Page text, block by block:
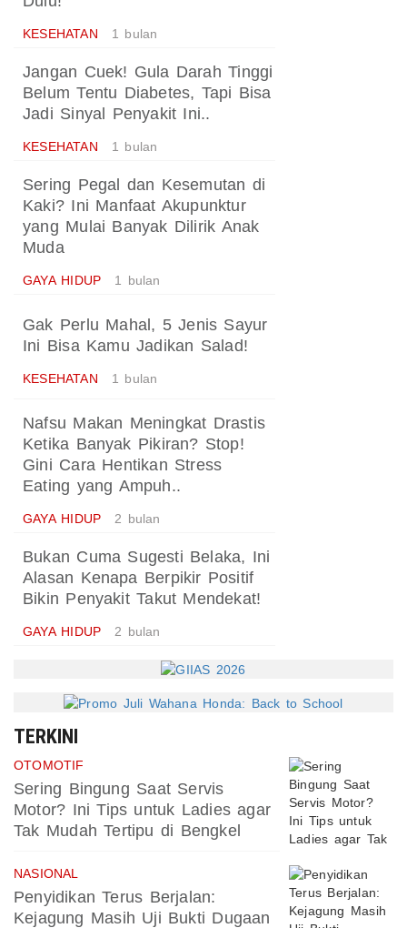
KESEHATAN 1 bulan
Jangan Cuek! Gula Darah Tinggi
Belum Tentu Diabetes, Tapi Bisa
Jadi Sinyal Penyakit Ini..
KESEHATAN 1 bulan
Sering Pegal dan Kesemutan di
Kaki? Ini Manfaat Akupunktur
yang Mulai Banyak Dilirik Anak
Muda
GAYA HIDUP 1 bulan
Gak Perlu Mahal, 5 Jenis Sayur
Ini Bisa Kamu Jadikan Salad!
KESEHATAN 1 bulan
Nafsu Makan Meningkat Drastis
Ketika Banyak Pikiran? Stop!
Gini Cara Hentikan Stress
Eating yang Ampuh..
GAYA HIDUP 2 bulan
Bukan Cuma Sugesti Belaka, Ini
Alasan Kenapa Berpikir Positif
Bikin Penyakit Takut Mendekat!
GAYA HIDUP 2 bulan
TERKINI
OTOMOTIF
Sering Bingung Saat Servis
Motor? Ini Tips untuk Ladies agar
Tak Mudah Tertipu di Bengkel
NASIONAL
Penyidikan Terus Berjalan:
Kejagung Masih Uji Bukti Dugaan